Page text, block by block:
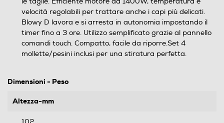
velocità regolabili per trattare anche i capi più delicati.
Blowy D lavora e si arresta in autonomia impostando il
timer fino a 3 ore. Utilizzo semplificato grazie al pannello
comandi touch. Compatto, facile da riporre.Set 4
mollette/pesini inclusi per una stiratura perfetta.
Dimensioni - Peso
Altezza-mm